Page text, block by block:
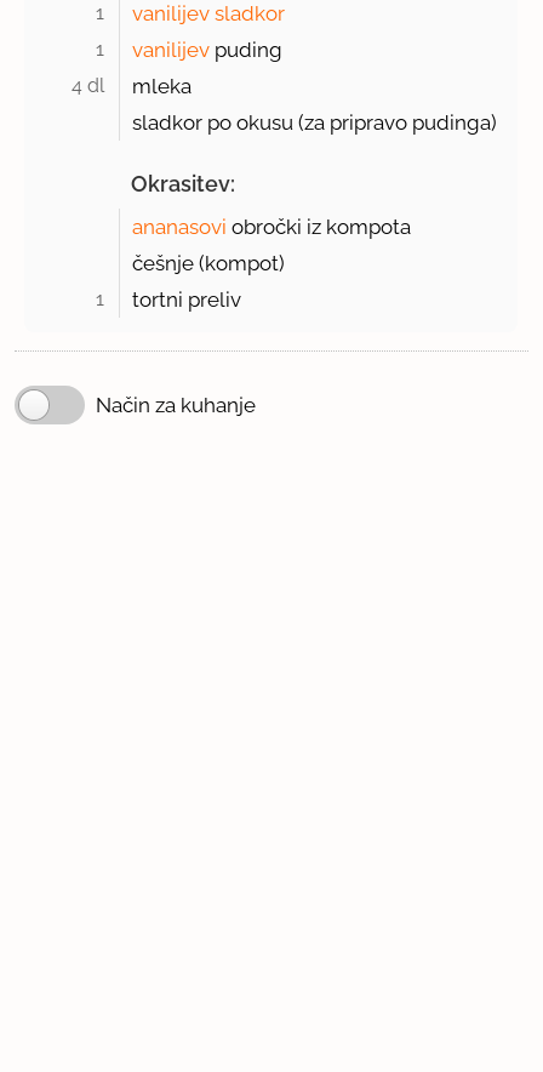
1 vanilijev sladkor
1 vanilijev puding
4 dl
mleka
sladkor po okusu (za pripravo pudinga)
Okrasitev:
ananasovi obročki iz kompota
češnje (kompot)
1 tortni preliv
Način za kuhanje